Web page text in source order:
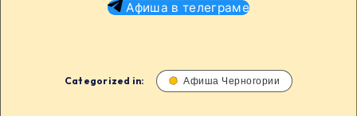
Афиша в телеграме
Categorized in: Афиша Черногории